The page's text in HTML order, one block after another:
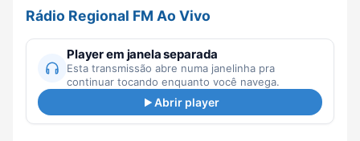
Rádio Regional FM Ao Vivo
Player em janela separada
Esta transmissão abre numa janelinha pra
continuar tocando enquanto você navega.
Abrir player